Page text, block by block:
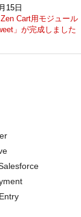
15日
Cart用モジュール
」が完成しました